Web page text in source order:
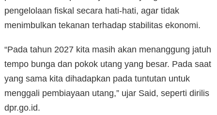
pengelolaan fiskal secara hati-hati, agar tidak
menimbulkan tekanan terhadap stabilitas ekonomi.
“Pada tahun 2027 kita masih akan menanggung jatuh
tempo bunga dan pokok utang yang besar. Pada saat
yang sama kita dihadapkan pada tuntutan untuk
menggali pembiayaan utang,” ujar Said, seperti dirilis
dpr.go.id.